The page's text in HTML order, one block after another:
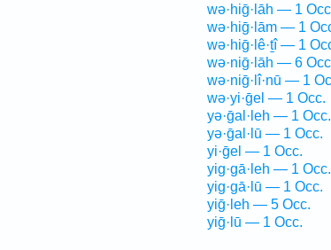
wə·hiḡ·lāh — 1
wə·hiḡ·lām — 1
wə·hiḡ·lê·ṯî — 1
wə·niḡ·lāh — 6
wə·niḡ·lî·nū — 1
wə·yi·ḡel — 1 Occ.
yə·ḡal·leh — 1 Occ.
yə·ḡal·lū — 1 Occ.
yi·ḡel — 1 Occ.
yig·gā·leh — 1 Occ.
yig·gā·lū — 1 Occ.
yiḡ·leh — 5 Occ.
yiḡ·lū — 1 Occ.